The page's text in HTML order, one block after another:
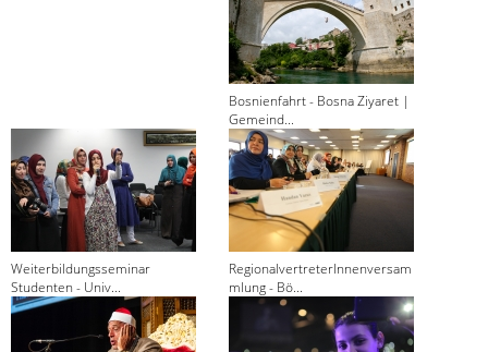
Bosnienfahrt - Bosna Ziyaret |
Gemeind...
Weiterbildungsseminar
Studenten - Univ...
RegionalvertreterInnenversam
mlung - Bö...